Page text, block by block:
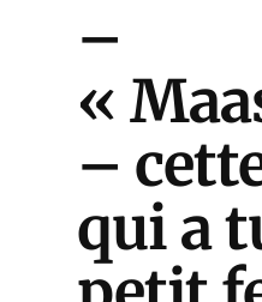
–
«
–
qui a